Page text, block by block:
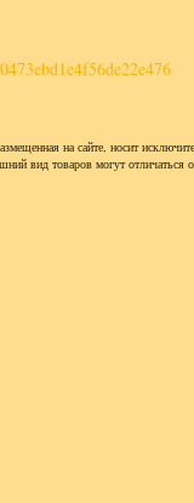
на сайте, носит
вид товаров могут отличаться